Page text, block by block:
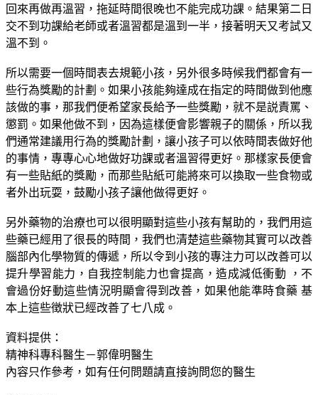
回來再做再溫習，拖延時間很晚也不能完成功課。結果第二日
交不到功課給老師或者溫習都是溫到一半，接著明天又考試又
溫不到。
所以需要一個時間表去規範小孩，另外很多時候我們都會有一
些行為獎勵的計劃。如果小孩能夠達成在指定的時間做到他應
該做的事，那我們便希望家長給予一些獎勵，就不是説責罵、
懲罰。如果他做不到，因為這樣便會影響親子的關係，所以我
們通常建議用行為的獎勵計劃，讓小孩子可以依時間表做好他
的事情，專專心心地做好功課或者溫習得更好。那樣家長便會
有一些貼紙的獎勵，而那些貼紙可能將來可以換取一些食物或
者外出玩耍，鼓勵小孩子讓他做得更好。
另外藥物的治療也可以很明顯對這些小孩有幫助的，我們用這
些藥已經用了很長的時間，我們也清楚這些藥物其實可以改善
腦部內化學物質的傳遞，所以令到小孩的專注力可以改善可以
提升學習能力，自我控制能力也會提高，造成減低衝動 ，不
會過份好動這些情況明顯會得到改善，如果他能準時食藥 基
本上這些徴狀已經改善了七八成。
資料提供：
精神科專科醫生－郭偉明醫生
內容只作參考，如有任何問題請直接詢問您的醫生